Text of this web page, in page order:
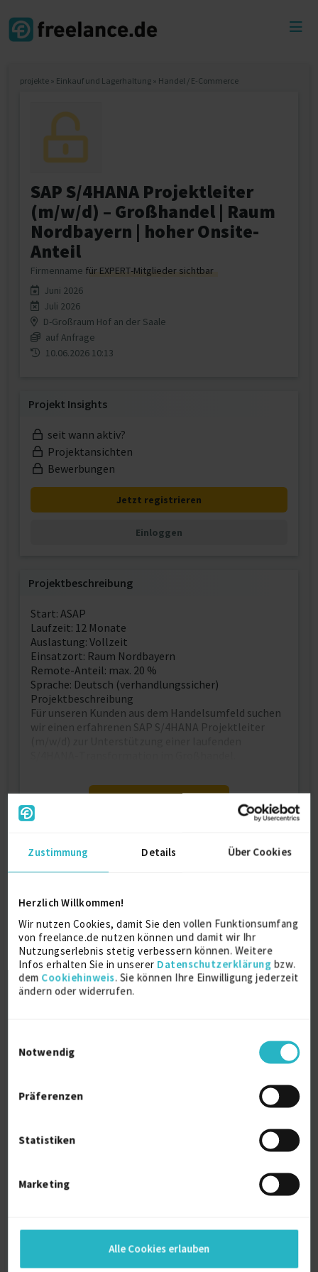
Zustimmung Details Über Cookies
Herzlich Willkommen!
Wir nutzen Cookies, damit Sie den vollen Funktionsumfang
von freelance.de nutzen können und damit wir Ihr
Nutzungserlebnis stetig verbessern können. Weitere
Infos erhalten Sie in unserer Datenschutzerklärung bzw.
dem Cookiehinweis. Sie können Ihre Einwilligung jederzeit
ändern oder widerrufen.
Notwendig
Präferenzen
Statistiken
Marketing
Alle Cookies erlauben
projekte » Einkauf und Lagerhaltung » Handel / E-Commerce
SAP S/4HANA Projektleiter
(m/w/d) – Großhandel | Raum
Nordbayern | hoher Onsite-
Anteil
Firmenname für EXPERT-Mitglieder sichtbar
Juni 2026
Juli 2026
D-Großraum Hof an der Saale
auf Anfrage
10.06.2026 10:13
Projekt Insights
seit wann aktiv?
Projektansichten
Bewerbungen
Jetzt registrieren
Einloggen
Projektbeschreibung
Start: ASAP
Laufzeit: 12 Monate
Auslastung: Vollzeit
Einsatzort: Raum Nordbayern
Remote-Anteil: max. 20 %
Sprache: Deutsch (verhandlungssicher)
Projektbeschreibung
Für unseren Kunden aus dem Handelsumfeld suchen
wir einen erfahrenen SAP S/4HANA Projektleiter
Kostenlos registrieren
Kontaktdaten
Sie sich direkt auf dieses Projekt bewerben.
Kostenlos registrieren
Ähnliche Projekte
Handel
ERP / CRM Systeme